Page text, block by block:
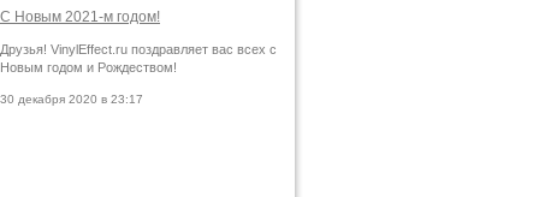
С Новым 2021-м годом!
Друзья! VinylEffect.ru поздравляет вас всех с
Новым годом и Рождеством!
30 декабря 2020 в 23:17